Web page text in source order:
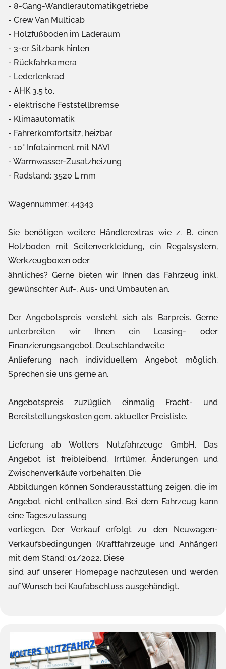
8-Gang-Wandlerautomatikgetriebe
Crew Van Multicab
Holzfußboden im Laderaum
3-er Sitzbank hinten
Rückfahrkamera
Lederlenkrad
AHK 3,5 to.
elektrische Feststellbremse
Klimaautomatik
Fahrerkomfortsitz, heizbar
10" Infotainment mit NAVI
Warmwasser-Zusatzheizung
Radstand: 3520 L mm
Wagennummer: 44343
Sie benötigen weitere Händlerextras wie z. B. einen
Holzboden mit Seitenverkleidung, ein Regalsystem,
Werkzeugboxen oder
ähnliches? Gerne bieten wir Ihnen das Fahrzeug inkl.
gewünschter Auf-, Aus- und Umbauten an.
Der Angebotspreis versteht sich als Barpreis. Gerne
unterbreiten wir Ihnen ein Leasing- oder
Finanzierungsangebot. Deutschlandweite
Anlieferung nach individuellem Angebot möglich.
Sprechen sie uns gerne an.
Angebotspreis zuzüglich einmalig Fracht- und
Bereitstellungskosten gem. aktueller Preisliste.
Lieferung ab Wolters Nutzfahrzeuge GmbH. Das
Angebot ist freibleibend. Irrtümer, Änderungen und
Zwischenverkäufe vorbehalten. Die
Abbildungen können Sonderausstattung zeigen, die im
Angebot nicht enthalten sind. Bei dem Fahrzeug kann
eine Tageszulassung
vorliegen. Der Verkauf erfolgt zu den Neuwagen-
Verkaufsbedingungen (Kraftfahrzeuge und Anhänger)
mit dem Stand: 01/2022. Diese
sind auf unserer Homepage nachzulesen und werden
auf Wunsch bei Kaufabschluss ausgehändigt.